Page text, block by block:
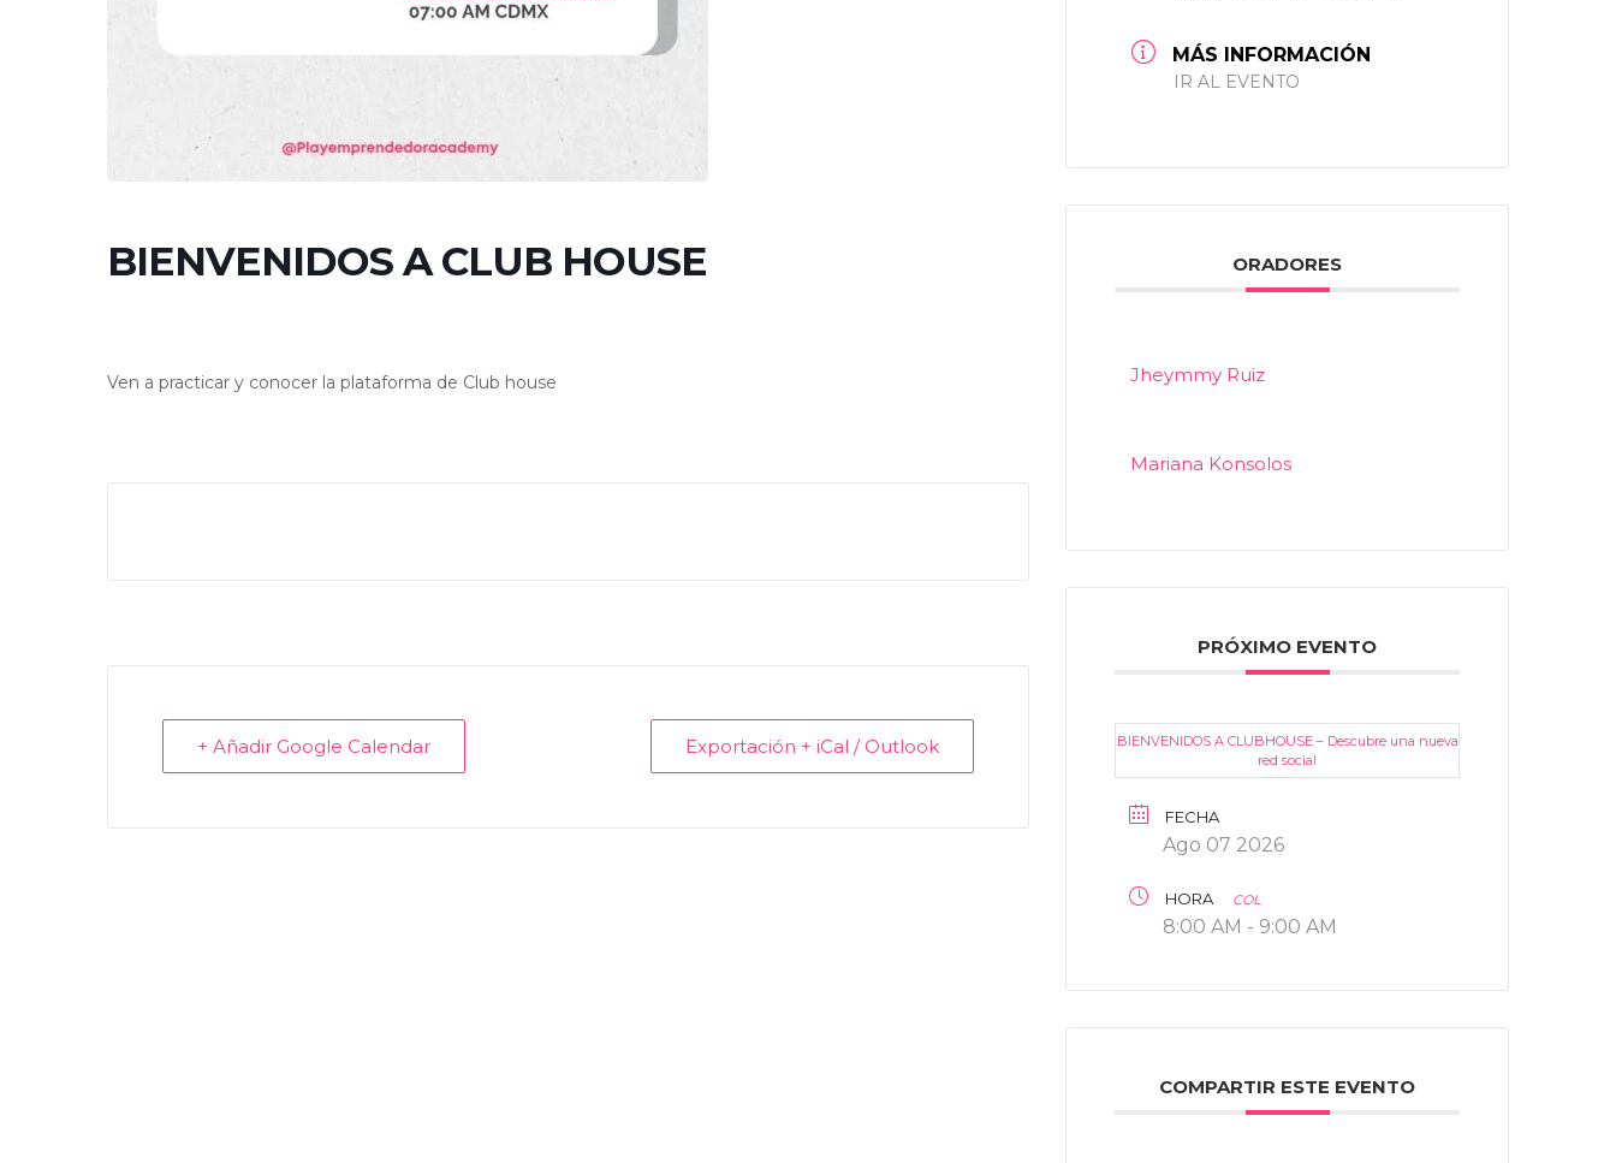
BIENVENIDOS A CLUB HOUSE
Ven a practicar y conocer la plataforma de Club house
+ Añadir Google Calendar Exportación + iCal / Outlook
MÁS INFORMACIÓN
IR AL EVENTO
ORADORES
Jheymmy Ruiz
Mariana Konsolos
PRÓXIMO EVENTO
BIENVENIDOS A CLUBHOUSE – Descubre una nueva
red social
FECHA
Ago 07 2026
HORA COL
8:00 AM - 9:00 AM
COMPARTIR ESTE EVENTO